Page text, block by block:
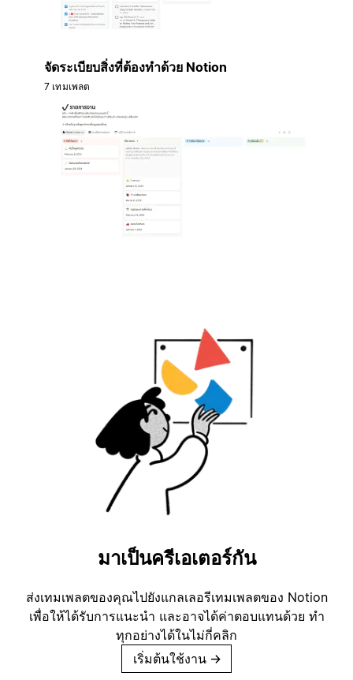
จัดระเบียบสิ่งที่ต้องทำด้วย Notion
7 เทมเพลต
มาเป็นครีเอเตอร์กัน
ส่งเทมเพลตของคุณไปยังแกลเลอรีเทมเพลตของ Notion
เพื่อให้ได้รับการแนะนำ และอาจได้ค่าตอบแทนด้วย ทำ
ทุกอย่างได้ในไม่กี่คลิก
เริ่มต้นใช้งาน →